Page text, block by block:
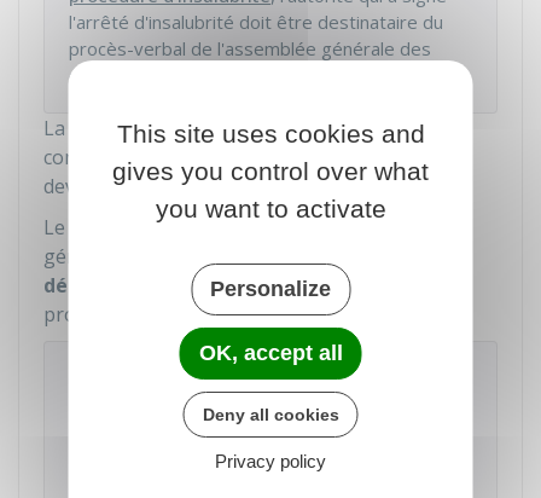
l'arrêté d'insalubrité doit être destinataire du
procès-verbal de l'assemblée générale des
copropriétaires.
La notification fait démarrer le délai pour
contester une décision d'assemblée générale
devant letribunal du lieu de l'immeuble.
Le recours contre une décision d'assemblée
générale doit impérativement être fait dans un
délai de 2 mois à partir de la notification du
procès-verbal.
Lorsque les membres du conseil syndical
pas pu être désignés au cours de l'assemblée
générale (faute de candidats ou de majorité
This site uses cookies and
gives you control over what
you want to activate
Personalize
OK, accept all
Deny all cookies
Privacy policy